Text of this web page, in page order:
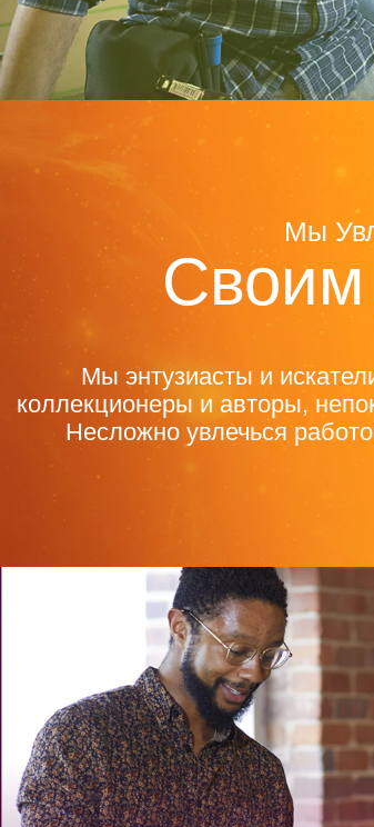
Мы
Мы энтузиасты и
коллекционеры и авторы,
Несложно увлечься